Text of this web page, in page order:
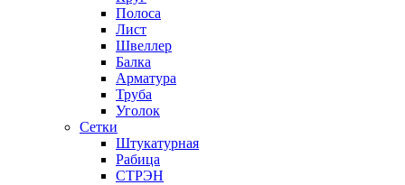
Полоса
Лист
Швеллер
Балка
Арматура
Труба
Уголок
Сетки
Штукатурная
Рабица
СТРЭН